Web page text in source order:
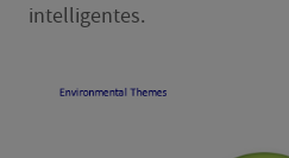
intelligentes.